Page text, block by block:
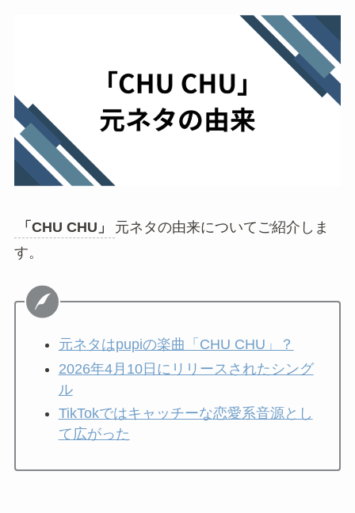
「CHU CHU」
元ネタの由来についてご紹介しま
す。
元ネタはpupiの楽曲「CHU CHU」？
2026年4月10日にリリースされたシング
ル
TikTokではキャッチーな恋愛系音源とし
て広がった